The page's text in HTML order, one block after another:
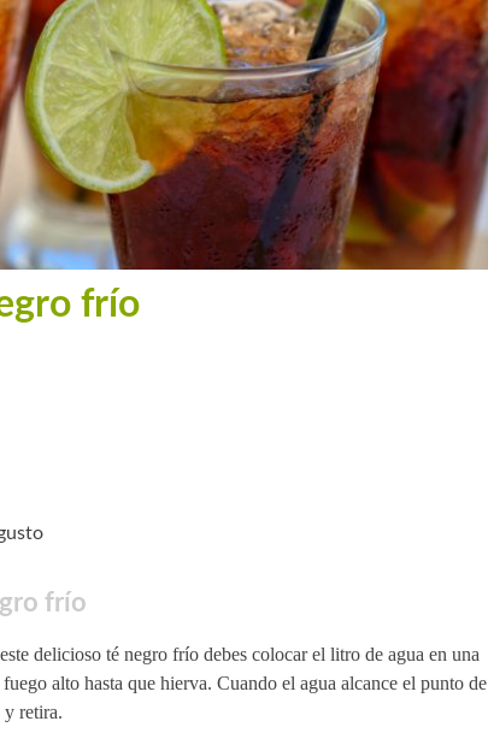
frío
frío
delicioso té negro frío debes colocar el litro de agua en una
alto hasta que hierva. Cuando el agua alcance el punto de
retira.